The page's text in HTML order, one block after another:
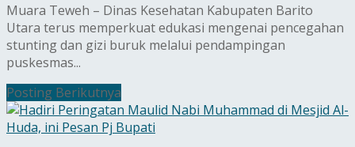
Muara Teweh – Dinas Kesehatan Kabupaten Barito
Utara terus memperkuat edukasi mengenai pencegahan
stunting dan gizi buruk melalui pendampingan
puskesmas...
Posting Berikutnya